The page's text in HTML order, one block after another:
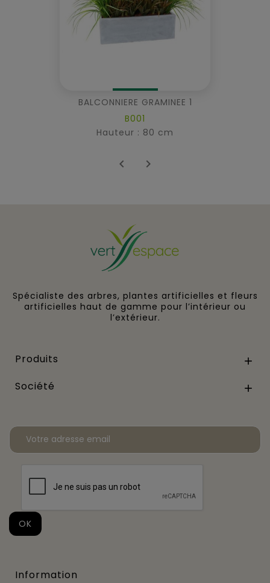
BALCONNIERE GRAMINEE 1
B001
Hauteur : 80 cm
 
Spécialiste des arbres, plantes artificielles et fleurs
artificielles haut de gamme pour l’intérieur ou
l’extérieur.
Produits 
Société 
Information